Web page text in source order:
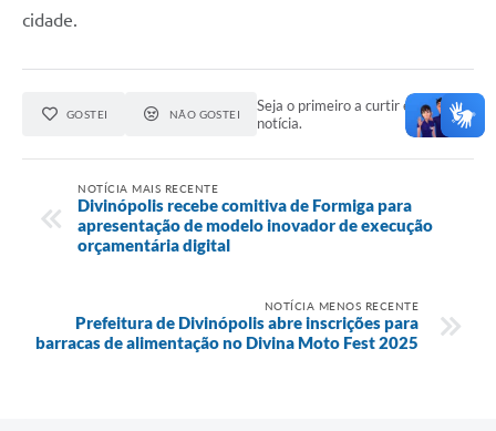
cidade.
GOSTEI NÃO GOSTEI
Seja o primeiro a curtir esta
notícia.
NOTÍCIA MAIS RECENTE
Divinópolis recebe comitiva de Formiga para
apresentação de modelo inovador de execução
orçamentária digital
NOTÍCIA MENOS RECENTE
Prefeitura de Divinópolis abre inscrições para
barracas de alimentação no Divina Moto Fest 2025